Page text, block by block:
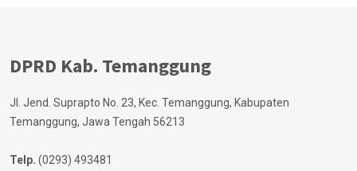
DPRD Kab. Temanggung
Jl. Jend. Suprapto No. 23, Kec. Temanggung, Kabupaten
Temanggung, Jawa Tengah 56213
Telp. (0293) 493481